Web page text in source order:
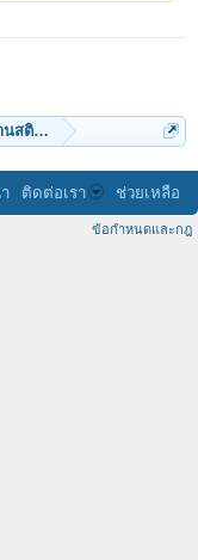
สติสมาธิภาวนา
ติดต่อเรา ช่วยเหลือ
ข้อกำหนดและกฎ